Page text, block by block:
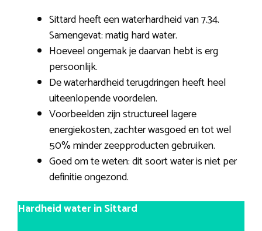
Sittard heeft een waterhardheid van 7.34.
Samengevat: matig hard water.
Hoeveel ongemak je daarvan hebt is erg
persoonlijk.
De waterhardheid terugdringen heeft heel
uiteenlopende voordelen.
Voorbeelden zijn structureel lagere
energiekosten, zachter wasgoed en tot wel
50% minder zeepproducten gebruiken.
Goed om te weten: dit soort water is niet per
definitie ongezond.
Hardheid water in Sittard